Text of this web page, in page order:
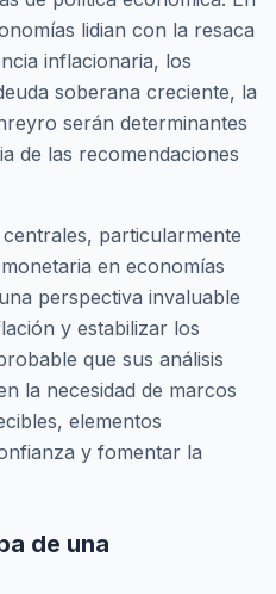
lidian con la resaca
inflacionaria, los
soberana creciente, la
serán determinantes
de las recomendaciones
particularmente
en economías
perspectiva invaluable
y estabilizar los
que sus análisis
la necesidad de marcos
elementos
y fomentar la
de una